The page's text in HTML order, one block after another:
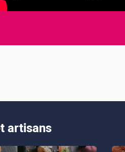
artisans